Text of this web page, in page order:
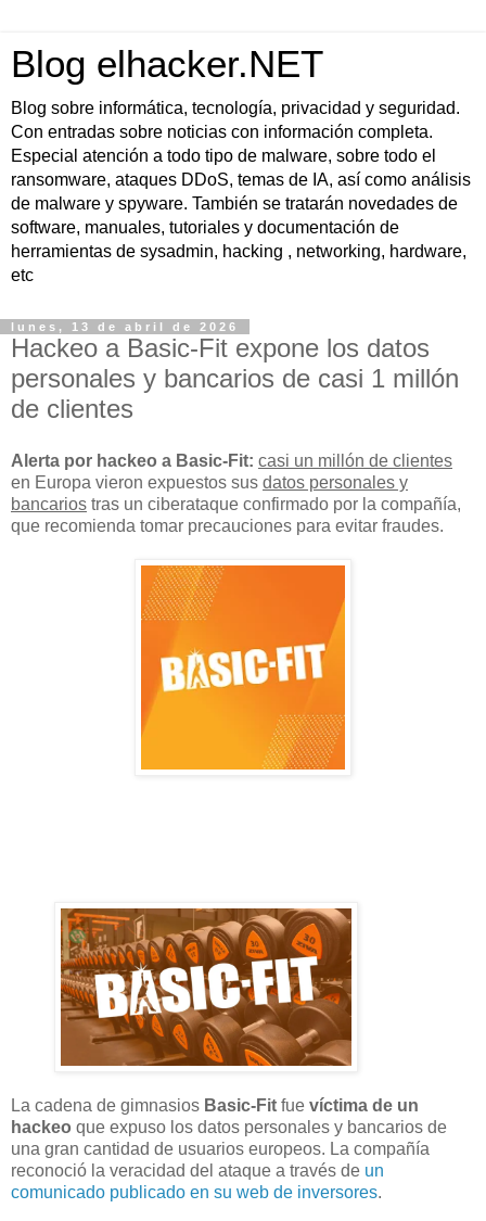
Blog elhacker.NET
Blog sobre informática, tecnología, privacidad y seguridad.
Con entradas sobre noticias con información completa.
Especial atención a todo tipo de malware, sobre todo el
ransomware, ataques DDoS, temas de IA, así como análisis
de malware y spyware. También se tratarán novedades de
software, manuales, tutoriales y documentación de
herramientas de sysadmin, hacking , networking, hardware,
etc
lunes, 13 de abril de 2026
Hackeo a Basic-Fit expone los datos
personales y bancarios de casi 1 millón
de clientes
Alerta por hackeo a Basic-Fit: casi un millón de clientes
en Europa vieron expuestos sus datos personales y
bancarios tras un ciberataque confirmado por la compañía,
que recomienda tomar precauciones para evitar fraudes.
La cadena de gimnasios Basic-Fit fue víctima de un
hackeo que expuso los datos personales y bancarios de
una gran cantidad de usuarios europeos. La compañía
reconoció la veracidad del ataque a través de un
comunicado publicado en su web de inversores.